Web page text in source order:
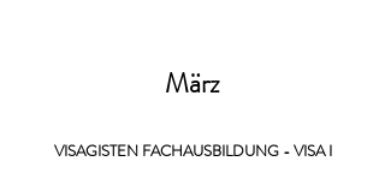
März
VISAGISTEN FACHAUSBILDUNG - VISA I